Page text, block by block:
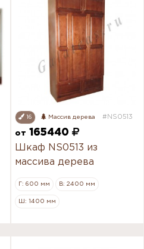
16 Массив дерева #NS0513
от
165440
Шкаф NS0513 из
массива дерева
Г: 600 мм В: 2400 мм
Ш: 1400 мм